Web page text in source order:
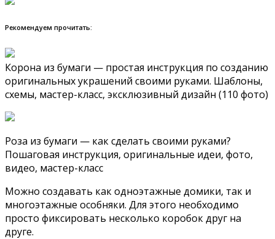
Рекомендуем прочитать:
Корона из бумаги — простая инструкция по созданию
оригинальных украшений своими руками. Шаблоны,
схемы, мастер-класс, эксклюзивный дизайн (110 фото)
Роза из бумаги — как сделать своими руками?
Пошаговая инструкция, оригинальные идеи, фото,
видео, мастер-класс
Можно создавать как одноэтажные домики, так и
многоэтажные особняки. Для этого необходимо
просто фиксировать несколько коробок друг на
друге.